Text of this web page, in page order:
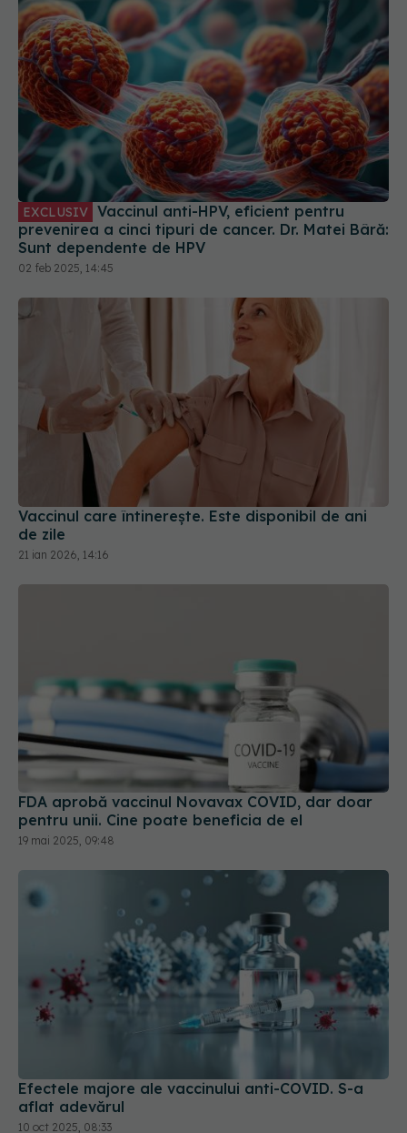
EXCLUSIV
prevenirea a cinci tipuri de cancer. Dr. Matei Bâră:
Sunt dependente de HPV
02 feb 2025, 14:45
Vaccinul care întinerește. Este disponibil de ani
21 ian 2026, 14:16
FDA aprobă vaccinul Novavax COVID, dar doar
pentru unii. Cine poate beneficia de el
19 mai 2025, 09:48
Efectele majore ale vaccinului anti-COVID. S-a
10 oct 2025, 08:33